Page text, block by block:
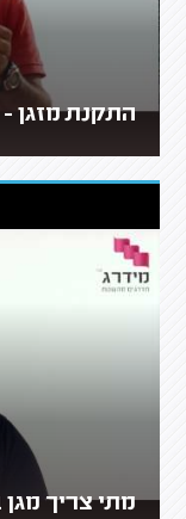
התקנת מזגן
מתי צריך